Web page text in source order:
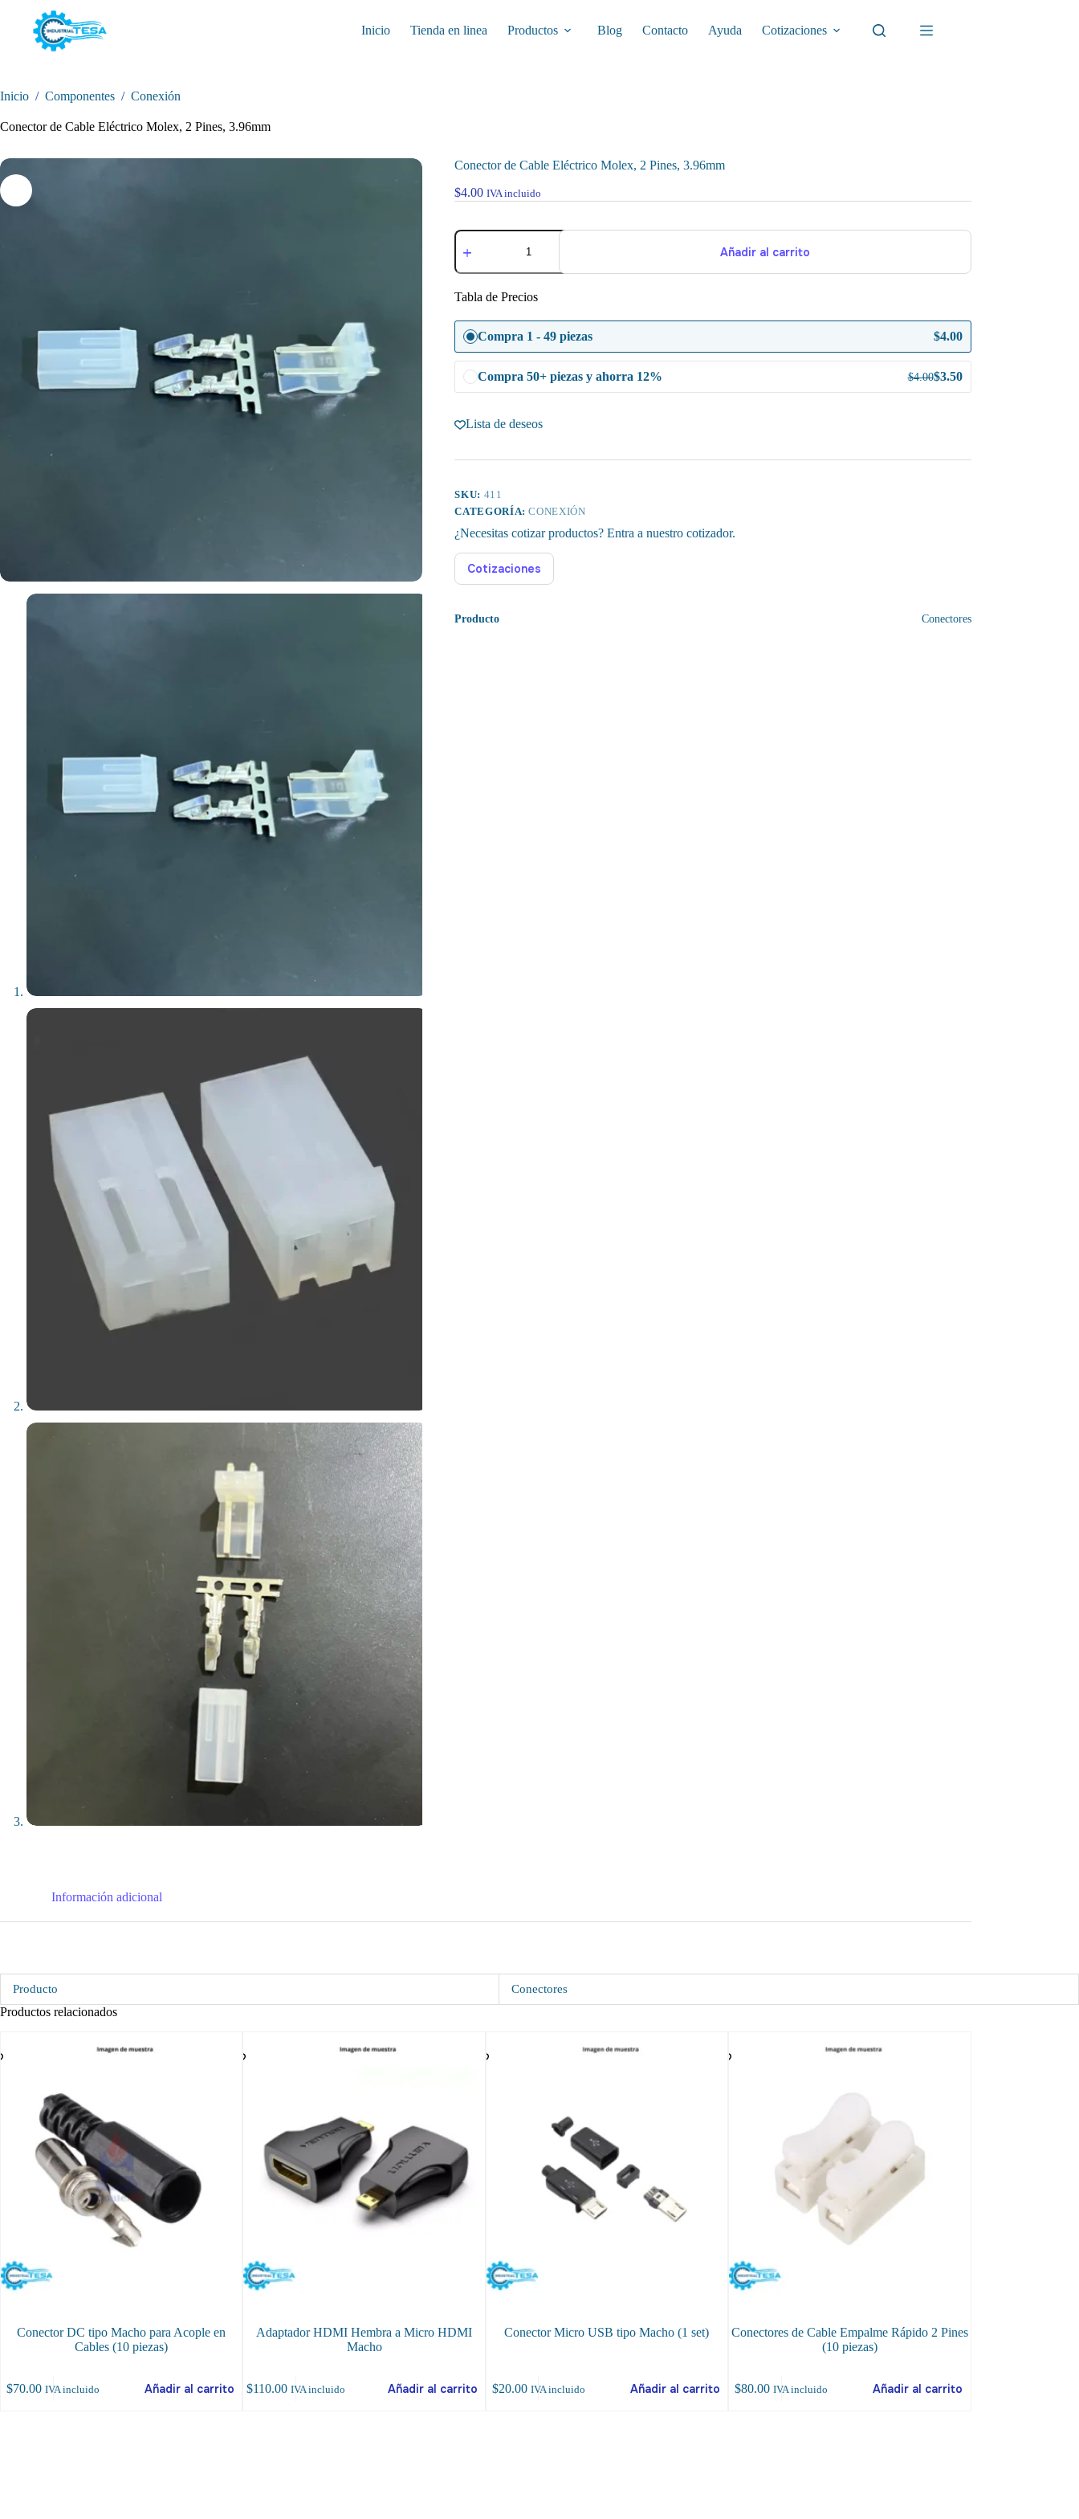
contenido
Inicio Tienda en linea Productos Blog Contacto Ayuda Cotizaciones
Inicio / Componentes / Conexión
Conector de Cable Eléctrico Molex, 2 Pines, 3.96mm
Conector de Cable Eléctrico Molex, 2 Pines, 3.96mm
$4.00IVA incluido
Conector
de
Eléctrico
Molex,
2
Pines,
3.96mm
cantidad
Añadir al carrito
Tabla de Precios
Compra 1 - 49 piezas $4.00
Compra 50+ piezas y ahorra 12% $4.00$3.50
Lista de deseos
SKU: 411
CATEGORÍA:CONEXIÓN
¿Necesitas cotizar productos? Entra a nuestro cotizador.
Cotizaciones
Producto Conectores
Información adicional
Producto Conectores
Productos relacionados
Conector DC tipo Macho para Acople en
Cables (10 piezas)
$70.00 IVA incluido Añadir al carrito
Adaptador HDMI Hembra a Micro HDMI
Macho
$110.00 IVA incluido Añadir al carrito
Conector Micro USB tipo Macho (1 set)
$20.00 IVA incluido Añadir al carrito
Conectores de Cable Empalme Rápido 2 Pines
(10 piezas)
$80.00 IVA incluido Añadir al carrito